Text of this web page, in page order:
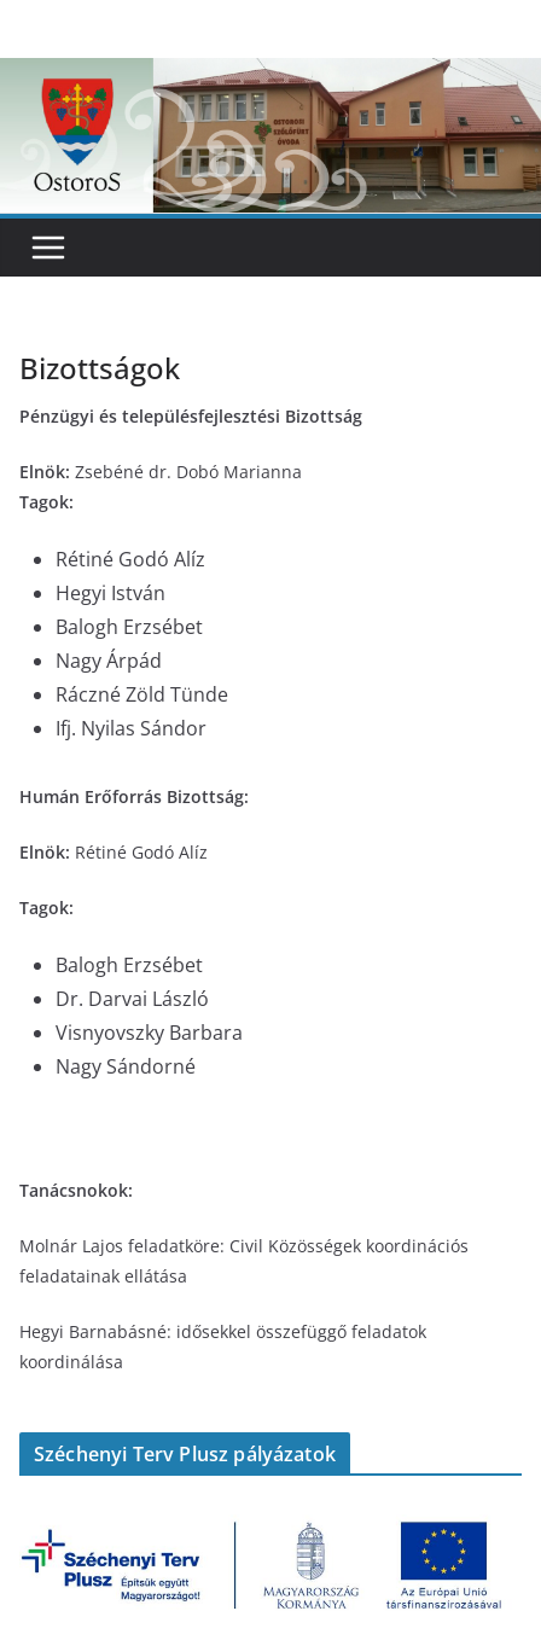
content
Bizottságok
Pénzügyi és településfejlesztési Bizottság
Elnök: Zsebéné dr. Dobó Marianna
Tagok:
Rétiné Godó Alíz
Hegyi István
Balogh Erzsébet
Nagy Árpád
Ráczné Zöld Tünde
Ifj. Nyilas Sándor
Humán Erőforrás Bizottság:
Elnök: Rétiné Godó Alíz
Tagok:
Balogh Erzsébet
Dr. Darvai László
Visnyovszky Barbara
Nagy Sándorné
Tanácsnokok:
Molnár Lajos feladatköre: Civil Közösségek koordinációs
feladatainak ellátása
Hegyi Barnabásné: idősekkel összefüggő feladatok
koordinálása
Széchenyi Terv Plusz pályázatok